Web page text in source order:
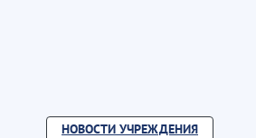
НОВОСТИ УЧРЕЖДЕНИЯ